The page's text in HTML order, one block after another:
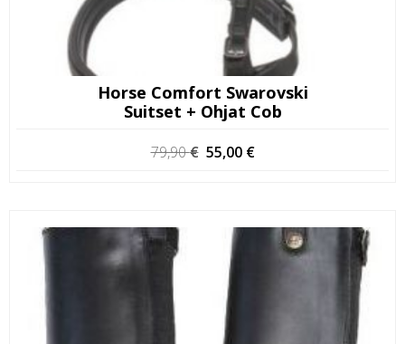
Horse Comfort Swarovski
Suitset + Ohjat Cob
79,90€ Alkuperäinen
55,00 €